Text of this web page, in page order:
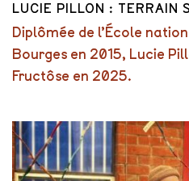
LUCIE PILLON : TERRAIN
Diplômée de l’École
Bourges en 2015, Lucie
Fructôse en 2025.